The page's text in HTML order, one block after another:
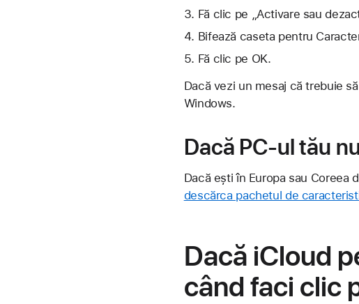
Fă clic pe „Activare sau
Bifează caseta pentru
Fă clic pe OK.
Dacă vezi un mesaj că trebuie
Windows.
Dacă PC-ul tău
Dacă ești în Europa sau Coreea
descărca pachetul de
Dacă iCloud
când faci clic